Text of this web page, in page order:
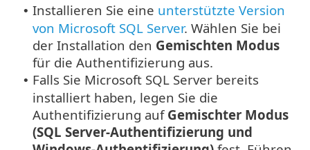
• Installieren Sie eine unterstützte Version
von Microsoft SQL Server. Wählen Sie bei
der Installation den Gemischten Modus
für die Authentifizierung aus.
• Falls Sie Microsoft SQL Server bereits
installiert haben, legen Sie die
Authentifizierung auf Gemischter Modus
(SQL Server-Authentifizierung und